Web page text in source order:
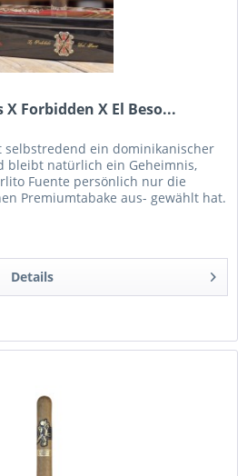
Forbidden X El Beso...
selbstredend ein dominikanischer
bleibt natürlich ein Geheimnis,
Fuente persönlich nur die
Premiumtabake aus- gewählt hat.
Details